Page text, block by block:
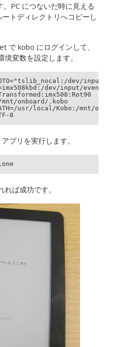
PC につないだ時に見える
トディレクトリへコピーし
で kobo にログインして、
変数を設定します。
dev/input/
dev/input/event0
mnt/onboard/.kobo
usr/local/Kobo:/mnt/
8
プリを実行します。
ば成功です。